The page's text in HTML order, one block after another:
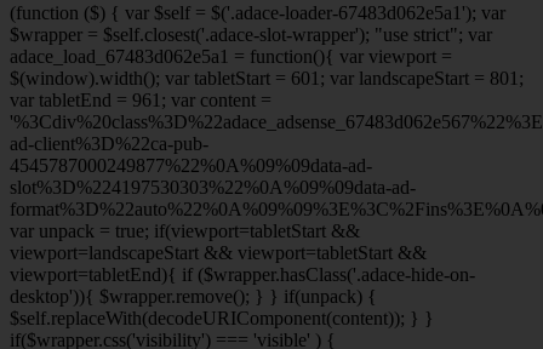
(function ($) { var $self = $('.adace-loader-67483d062e5a1'); var
$wrapper = $self.closest('.adace-slot-wrapper'); "use strict"; var
adace_load_67483d062e5a1 = function(){ var viewport =
$(window).width(); var tabletStart = 601; var landscapeStart = 801;
var tabletEnd = 961; var content =
ad-client%3D%22ca-pub-
4545787000249877%22%0A%09%09data-ad-
slot%3D%224197530303%22%0A%09%09data-ad-
var unpack = true; if(viewport=tabletStart &&
viewport=landscapeStart && viewport=tabletStart &&
viewport=tabletEnd){ if ($wrapper.hasClass('.adace-hide-on-
desktop')){ $wrapper.remove(); } } if(unpack) {
$self.replaceWith(decodeURIComponent(content)); } }
if($wrapper.css('visibility') === 'visible' ) {